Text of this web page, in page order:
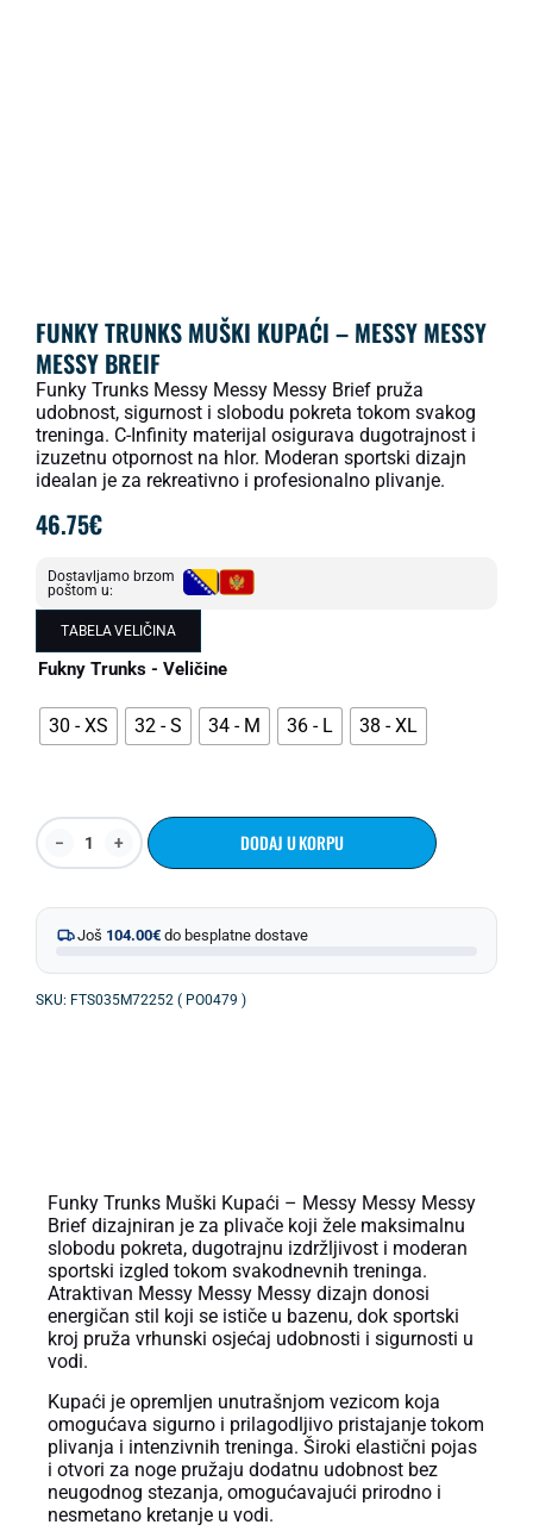
FUNKY TRUNKS MUŠKI KUPAĆI – MESSY MESSY
MESSY BREIF
Funky Trunks Messy Messy Messy Brief pruža
udobnost, sigurnost i slobodu pokreta tokom svakog
treninga. C-Infinity materijal osigurava dugotrajnost i
izuzetnu otpornost na hlor. Moderan sportski dizajn
idealan je za rekreativno i profesionalno plivanje.
46.75€
Dostavljamo brzom
poštom u:
TABELA VELIČINA
Fukny Trunks - Veličine
30 - XS 32 - S 34 - M 36 - L 38 - XL
DODAJ U KORPU
Još 104.00€ do besplatne dostave
SKU: FTS035M72252 ( PO0479 )
Funky Trunks Muški Kupaći – Messy Messy Messy
Brief dizajniran je za plivače koji žele maksimalnu
slobodu pokreta, dugotrajnu izdržljivost i moderan
sportski izgled tokom svakodnevnih treninga.
Atraktivan Messy Messy Messy dizajn donosi
energičan stil koji se ističe u bazenu, dok sportski
kroj pruža vrhunski osjećaj udobnosti i sigurnosti u
vodi.
Kupaći je opremljen unutrašnjom vezicom koja
omogućava sigurno i prilagodljivo pristajanje tokom
plivanja i intenzivnih treninga. Široki elastični pojas
i otvori za noge pružaju dodatnu udobnost bez
neugodnog stezanja, omogućavajući prirodno i
nesmetano kretanje u vodi.